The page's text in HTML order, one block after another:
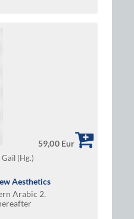
59,00 Eur
(Hg.)
Aesthetics
Arabic 2.